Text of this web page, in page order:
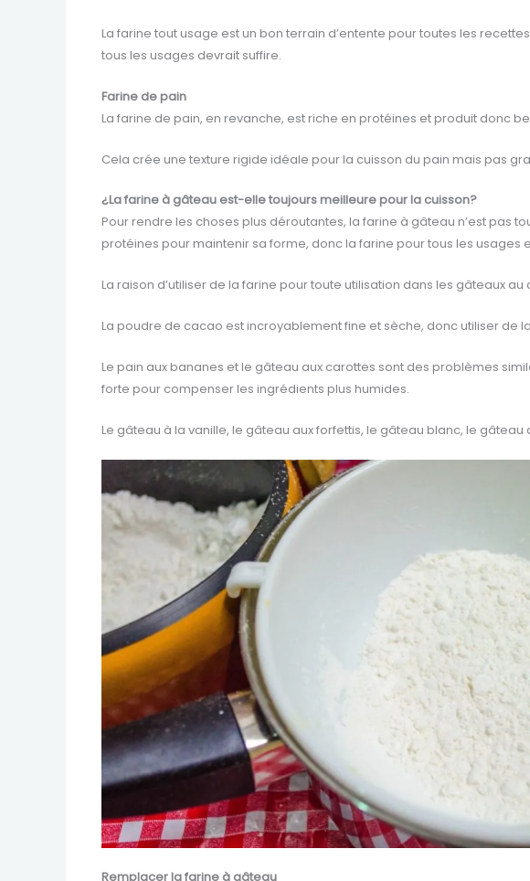
La farine tout usage est un bon terrain d’entente pour toutes les
tous les usages devrait suffire.
Farine de pain
La farine de pain, en revanche, est riche en protéines et produit donc
Cela crée une texture rigide idéale pour la cuisson du pain mais pas
¿La farine à gâteau est-elle toujours meilleure pour la cuisson?
Pour rendre les choses plus déroutantes, la farine à gâteau n’est pas
protéines pour maintenir sa forme, donc la farine pour tous les usages
La raison d’utiliser de la farine pour toute utilisation dans les gâteaux
La poudre de cacao est incroyablement fine et sèche, donc utiliser
Le pain aux bananes et le gâteau aux carottes sont des problèmes
forte pour compenser les ingrédients plus humides.
Le gâteau à la vanille, le gâteau aux forfettis, le gâteau blanc, le
Remplacer la farine à gâteau